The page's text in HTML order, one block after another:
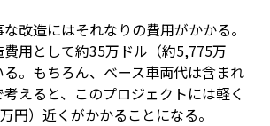
改造にはそれなりの費用がかかる。
用として約35万ドル（約5,775万
。もちろん、ベース車両代は含まれ
えると、このプロジェクトには軽く
円）近くがかかることになる。